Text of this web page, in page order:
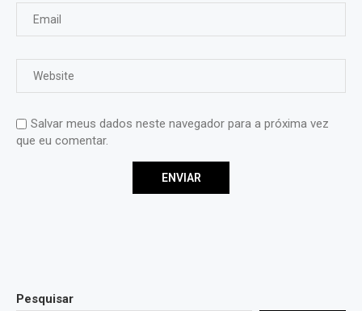
Salvar meus dados neste navegador para a próxima vez
que eu comentar.
Pesquisar